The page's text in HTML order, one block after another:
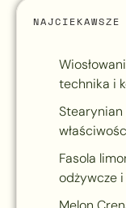
NAJCIEKAWSZE
technika i
Stearynian
Fasola
odżywcze